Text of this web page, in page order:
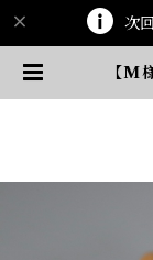
次
【M